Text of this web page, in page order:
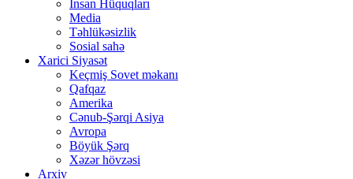
İnsan Hüquqları
Media
Təhlükəsizlik
Sosial sahə
Xarici Siyasət
Keçmiş Sovet məkanı
Qafqaz
Amerika
Cənub-Şərqi Asiya
Avropa
Böyük Şərq
Xəzər hövzəsi
Arxiv